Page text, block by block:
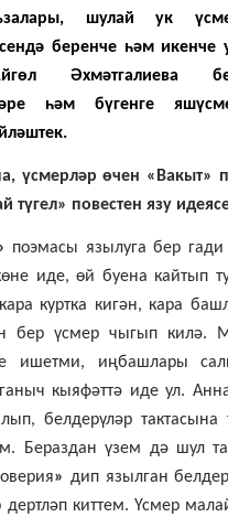
шулай ук
беренче һәм икенче
Әхмәтгалиева
һәм бүгенге
үсмерләр өчен «Вакыт»
түгел» повестен язу
поэмасы язылуга бер гади
иде, өй буена кайтып
куртка кигән, кара
бер үсмер чыгып килә.
ишетми, иңбашлары
кыяфәттә иде ул.
белдерүләр тактасына
Бераздан үзем дә шул
» дип язылган
киттем. Үсмер